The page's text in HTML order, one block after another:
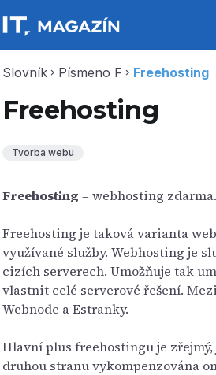
Slovník chevron_right Písmeno F chevron_right Freehosting
Freehosting
Tvorba webu
Freehosting = webhosting zdarma.
Freehosting je taková varianta
využívané služby. Webhosting je
cizích serverech. Umožňuje tak
vlastnit celé serverové řešení.
Webnode a Estranky.
Hlavní plus freehostingu je zřejmý,
druhou stranu vykompenzována